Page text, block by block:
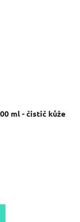
ml - čistič kůže